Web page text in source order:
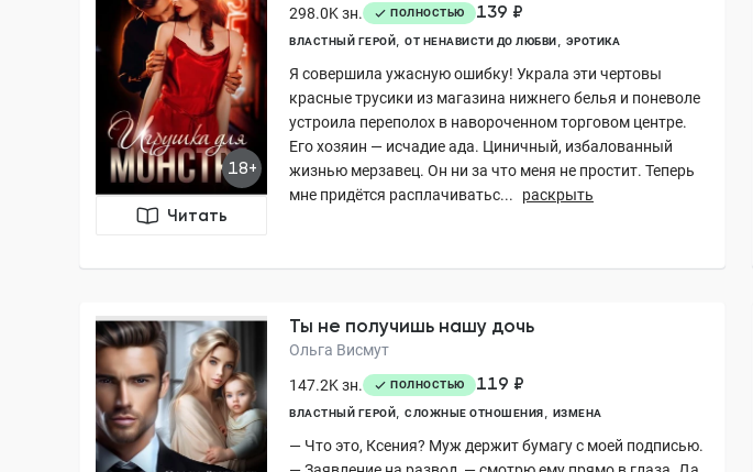
18+
Читать
298.0K зн.
ПОЛНОСТЬЮ 139 ₽
ВЛАСТНЫЙ ГЕРОЙ ОТ НЕНАВИСТИ ДО ЛЮБВИ ЭРОТИКА
Я совершила ужасную ошибку! Украла эти чертовы
красные трусики из магазина нижнего белья и поневоле
устроила переполох в навороченном торговом центре.
Его хозяин — исчадие ада. Циничный, избалованный
жизнью мерзавец. Он ни за что меня не простит. Теперь
мне придётся расплачиватьс...
раскрыть
Ты не получишь нашу дочь
Ольга Висмут
147.2K зн.
ПОЛНОСТЬЮ 119 ₽
ВЛАСТНЫЙ ГЕРОЙ СЛОЖНЫЕ ОТНОШЕНИЯ ИЗМЕНА
— Что это, Ксения? Муж держит бумагу с моей подписью.